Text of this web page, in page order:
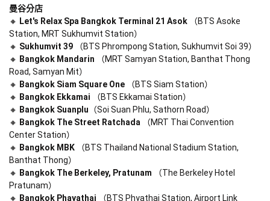
曼谷分店
🔸 Let's Relax Spa Bangkok Terminal 21 Asok （BTS Asoke
Station, MRT Sukhumvit Station）
🔸 Sukhumvit 39 （BTS Phrompong Station, Sukhumvit Soi 39）
🔸 Bangkok Mandarin （MRT Samyan Station, Banthat Thong
Road, Samyan Mit）
🔸 Bangkok Siam Square One （BTS Siam Station）
🔸 Bangkok Ekkamai （BTS Ekkamai Station）
🔸 Bangkok Suanplu （Soi Suan Phlu, Sathorn Road）
🔸 Bangkok The Street Ratchada （MRT Thai Convention
Center Station）
🔸 Bangkok MBK （BTS Thailand National Stadium Station,
Banthat Thong）
🔸 Bangkok The Berkeley, Pratunam （The Berkeley Hotel
Pratunam）
🔸 Bangkok Phayathai （BTS Phyathai Station, Airport Link